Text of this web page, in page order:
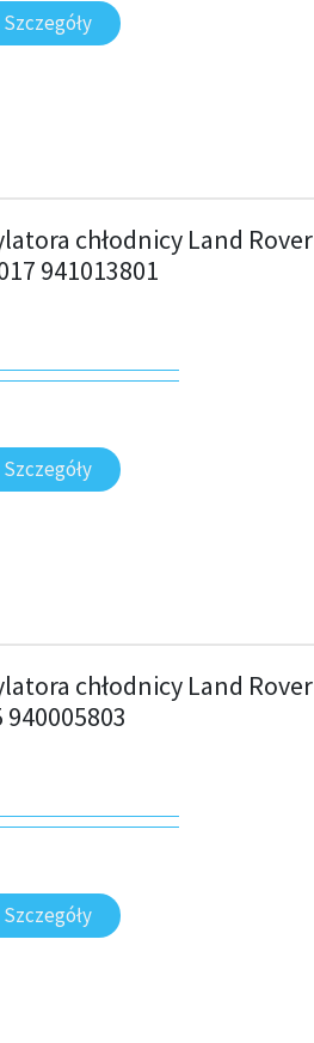
Szczegóły
chłodnicy Land Rover
941013801
Szczegóły
chłodnicy Land Rover
Szczegóły